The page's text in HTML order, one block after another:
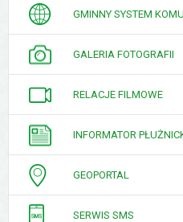
GMINNY SYSTEM
GALERIA FOTOGRAFII
RELACJE FILMOWE
INFORMATOR
GEOPORTAL
SERWIS SMS